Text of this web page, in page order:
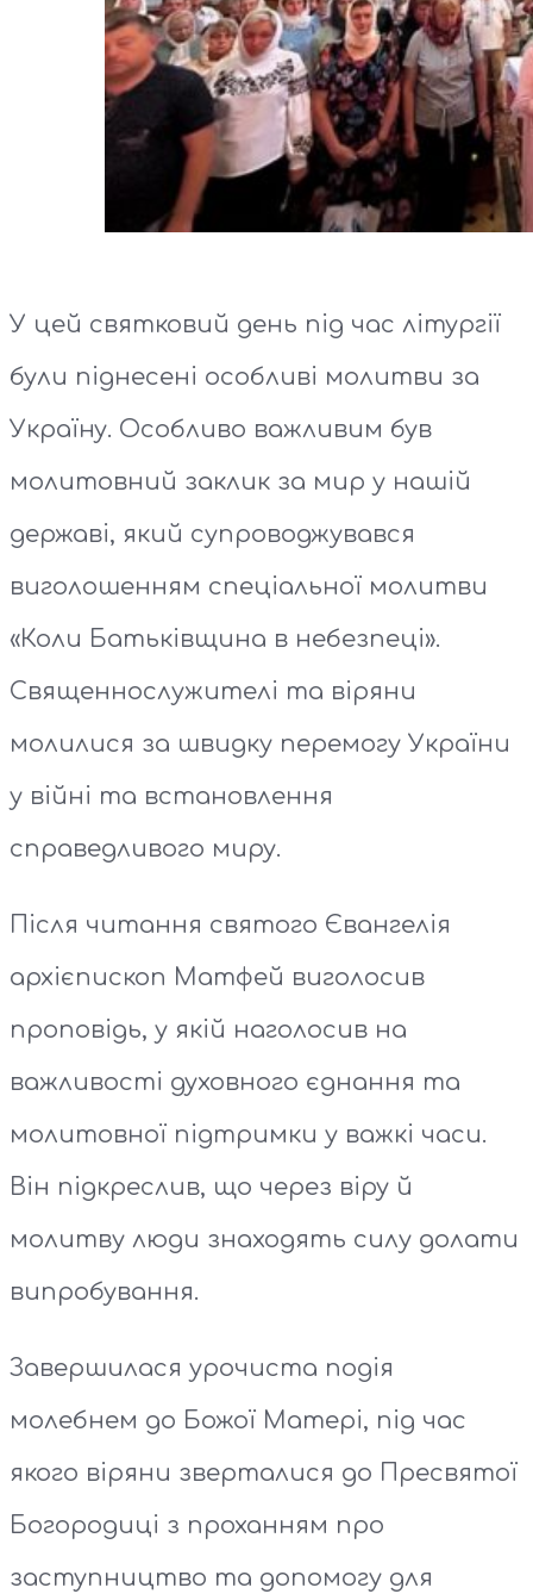
У цей святковий день під час літургії
були піднесені особливі молитви за
Україну. Особливо важливим був
молитовний заклик за мир у нашій
державі, який супроводжувався
виголошенням спеціальної молитви
«Коли Батьківщина в небезпеці».
Священнослужителі та віряни
молилися за швидку перемогу України
у війні та встановлення
справедливого миру.
Після читання святого Євангелія
архієпископ Матфей виголосив
проповідь, у якій наголосив на
важливості духовного єднання та
молитовної підтримки у важкі часи.
Він підкреслив, що через віру й
молитву люди знаходять силу долати
випробування.
Завершилася урочиста подія
молебнем до Божої Матері, під час
якого віряни зверталися до Пресвятої
Богородиці з проханням про
заступництво та допомогу для